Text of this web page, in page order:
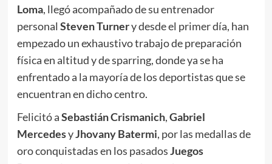
Loma, llegó acompañado de su entrenador
personal Steven Turnery desde el primer día, han
empezado un exhaustivo trabajo de preparación
física en altitud y de sparring, donde ya se ha
enfrentado a la mayoría de los deportistas que se
encuentran en dicho centro.
Felicitó aSebastián Crismanich,Gabriel
MercedesyJhovany Batermi, por las medallas de
oro conquistadas en los pasadosJuegos